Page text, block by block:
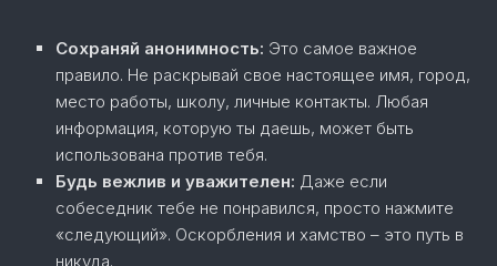
Сохраняй анонимность: Это самое важное
правило. Не раскрывай свое настоящее имя, город,
место работы, школу, личные контакты. Любая
информация, которую ты даешь, может быть
использована против тебя.
Будь вежлив и уважителен: Даже если
собеседник тебе не понравился, просто нажмите
«следующий». Оскорбления и хамство – это путь в
никуда.